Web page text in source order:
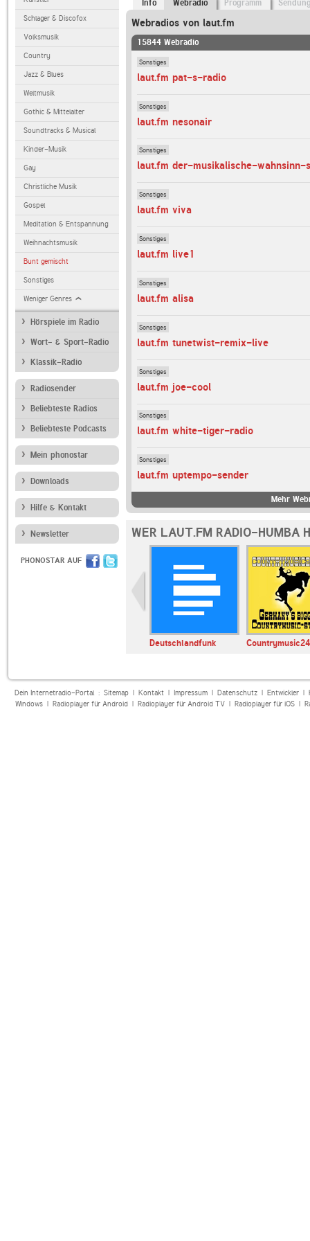
Schlager & Discofox
Volksmusik
Country
Jazz & Blues
Weltmusik
Gothic & Mittelalter
Soundtracks & Musical
Kinder-Musik
Gay
Christliche Musik
Gospel
Meditation & Entspannung
Weihnachtsmusik
Bunt gemischt
Sonstiges
Weniger Genres
Hörspiele im Radio
Wort- & Sport-Radio
Klassik-Radio
Radiosender
Beliebteste Radios
Beliebteste Podcasts
Mein phonostar
Downloads
Hilfe & Kontakt
Newsletter
PHONOSTAR AUF
Info Webradio Programm
Webradios von laut.fm
15844 Webradio
Sonstiges
laut.fm pat-s-radio
Sonstiges
laut.fm nesonair
Sonstiges
laut.fm der-musikalische-
Sonstiges
laut.fm viva
Sonstiges
laut.fm live1
Sonstiges
laut.fm alisa
Sonstiges
laut.fm tunetwist-remix-live
Sonstiges
laut.fm joe-cool
Sonstiges
laut.fm white-tiger-radio
Sonstiges
laut.fm uptempo-sender
Mehr
WER LAUT.FM RADIO-HUMBA
Deutschlandfunk Countrymusic24
Dein Internetradio-Portal : Sitemap| Kontakt| Impressum| Datenschutz| Entwickler|
Windows| Radioplayer für Android| Radioplayer für Android TV| Radioplayer für iOS|